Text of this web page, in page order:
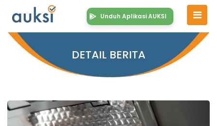
Unduh Aplikasi AUKSI
DETAIL BERITA